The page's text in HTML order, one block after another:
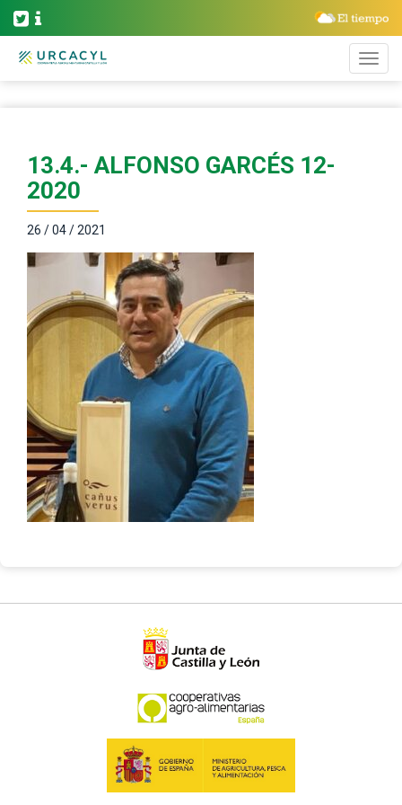
13.4.- ALFONSO GARCÉS 12-
2020
26 / 04 / 2021